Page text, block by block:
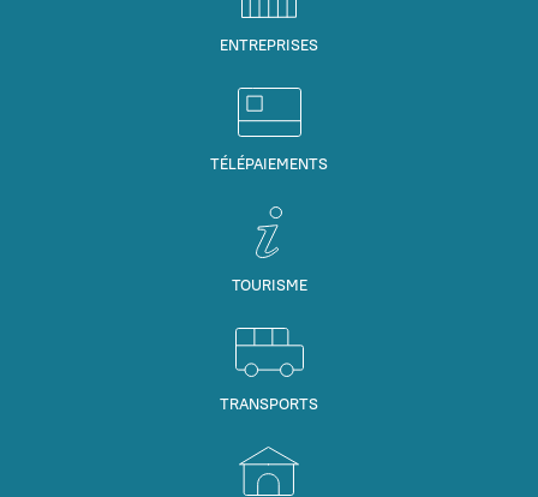
ENTREPRISES
TÉLÉPAIEMENTS
TOURISME
TRANSPORTS